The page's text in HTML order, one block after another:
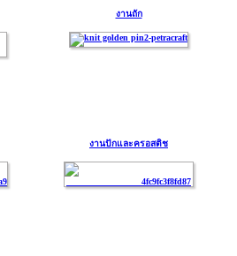
งานถัก
งานปักและครอสติช